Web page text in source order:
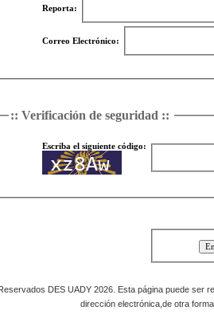
Reporta:
Correo Electrónico:
:: Verificación de seguridad ::
Escriba el siguiente código:
DES UADY 2026. Esta página puede ser
dirección electrónica,de otra